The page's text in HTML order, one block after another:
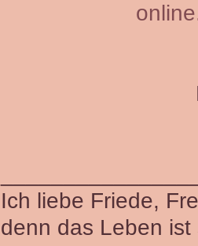
Ich liebe Friede,
denn das Leben